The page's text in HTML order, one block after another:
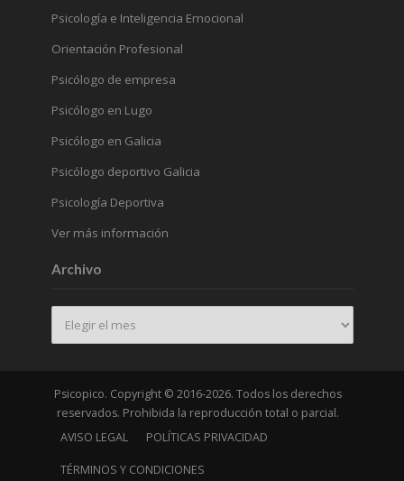
Psicología e Inteligencia Emocional
Orientación Profesional
Psicólogo de empresa
Psicólogo en Lugo
Psicólogo en Galicia
Psicólogo deportivo Galicia
Psicología Deportiva
Ver más información
Archivo
Psicopico. Copyright © 2016-2026. Todos los derechos
reservados. Prohibida la reproducción total o parcial.
AVISO LEGAL
POLÍTICAS PRIVACIDAD
TÉRMINOS Y CONDICIONES